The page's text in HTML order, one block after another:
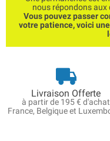
nous répondons aux
Vous pouvez passer
votre patience, voici
Livraison Offerte
à partir de 195 € d'achat
France, Belgique et